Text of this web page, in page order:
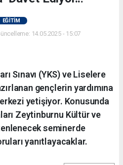
EĞİTİM
14.05.2025 - 15:07
Sınavı (YKS) ve Liselere
gençlerin yardımına
yetişiyor. Konusunda
Zeytinburnu Kültür ve
seminerde
yanıtlayacaklar.